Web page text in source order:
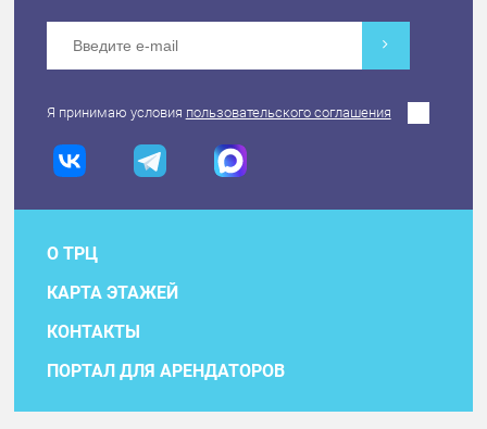
Я принимаю условия пользовательского соглашения
О ТРЦ
КАРТА ЭТАЖЕЙ
КОНТАКТЫ
ПОРТАЛ ДЛЯ АРЕНДАТОРОВ